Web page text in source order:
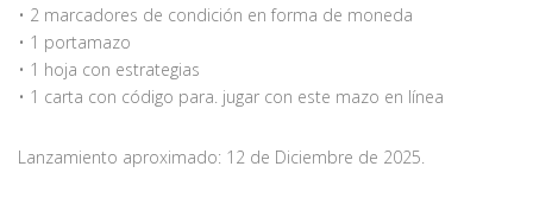
• 2 marcadores de condición en forma de moneda
• 1 portamazo
• 1 hoja con estrategias
• 1 carta con código para. jugar con este mazo en línea
Lanzamiento aproximado: 12 de Diciembre de 2025.